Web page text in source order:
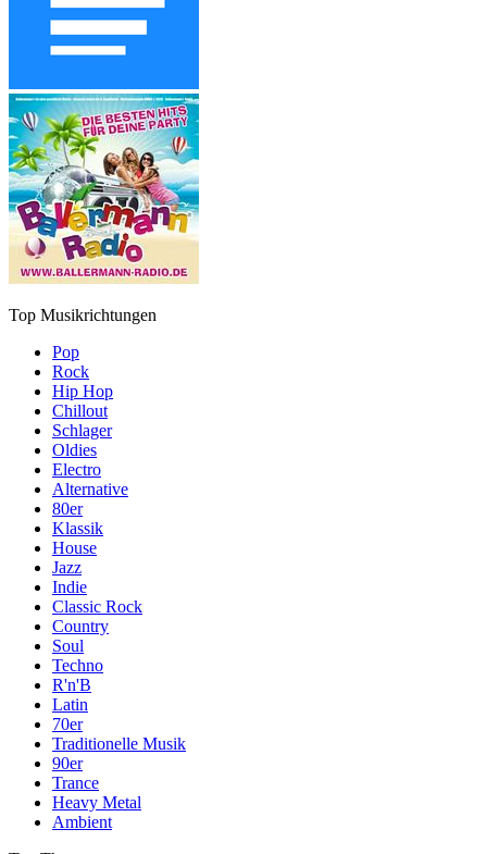
Top Musikrichtungen
Pop
Rock
Hip Hop
Chillout
Schlager
Oldies
Electro
Alternative
80er
Klassik
House
Jazz
Indie
Classic Rock
Country
Soul
Techno
R'n'B
Latin
70er
Traditionelle Musik
90er
Trance
Heavy Metal
Ambient